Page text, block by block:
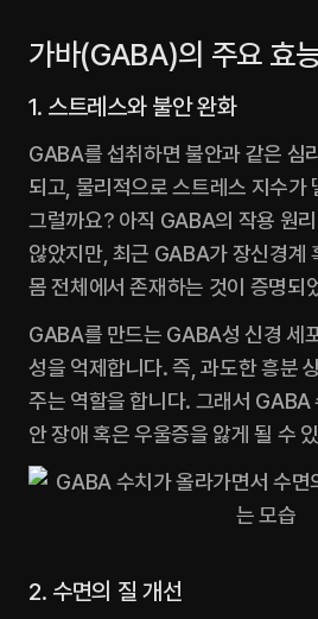
가바(GABA)의 주요 효
1. 스트레스와 불안 완화
GABA를 섭취하면 불안과 같은 심
되고, 물리적으로 스트레스 지수가
그럴까요? 아직 GABA의 작용 원
않았지만, 최근 GABA가 장신경계
몸 전체에서 존재하는 것이 증명되
GABA를 만드는 GABA성 신경 세
성을 억제합니다. 즉, 과도한 흥분
주는 역할을 합니다. 그래서 GABA
안 장애 혹은 우울증을 앓게 될 수
2. 수면의 질 개선